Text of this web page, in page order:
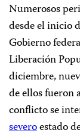
Numerosos
desde el inicio
Gobierno
Liberación
diciembre,
de ellos fueron
conflicto se
severoestado